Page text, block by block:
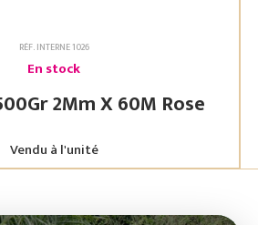
RÉF. INTERNE 1026
En stock
Fil Bonzai 500Gr 2Mm X 60M Rose
Vendu à l'unité